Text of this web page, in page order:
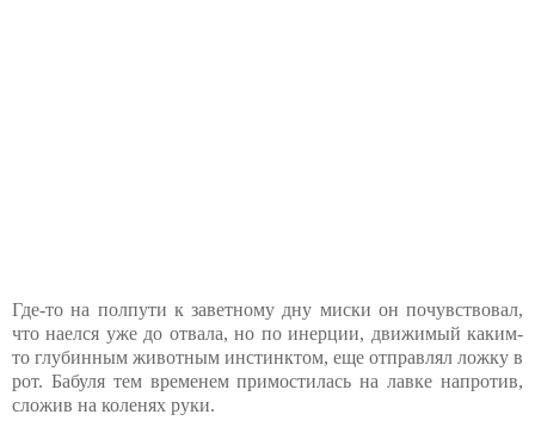
Где-то на полпути к заветному дну миски он почувствовал,
что наелся уже до отвала, но по инерции, движимый каким-
то глубинным животным инстинктом, еще отправлял ложку в
рот. Бабуля тем временем примостилась на лавке напротив,
сложив на коленях руки.